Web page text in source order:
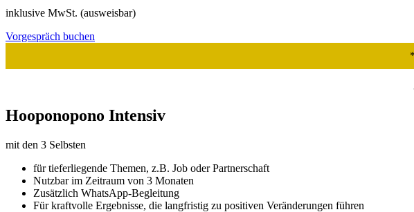
inklusive MwSt. (ausweisbar)
Vorgespräch buchen
Hooponopono Intensiv
mit den 3 Selbsten
für tieferliegende Themen, z.B. Job oder Partnerschaft
Nutzbar im Zeitraum von 3 Monaten
Zusätzlich WhatsApp-Begleitung
Für kraftvolle Ergebnisse, die langfristig zu positiven Veränderungen führen